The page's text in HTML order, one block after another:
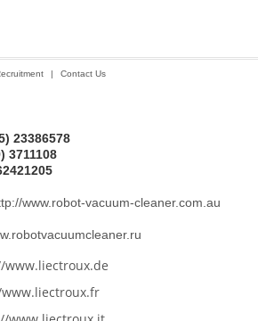
| Contact Us
23386578
3711108
www.robot-vacuum-cleaner.com.au
www.liectroux.de